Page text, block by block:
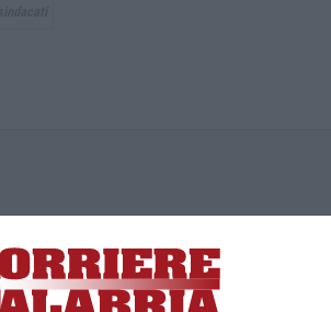
Militano |Privacy